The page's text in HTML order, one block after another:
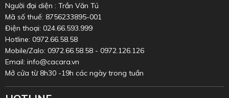
Người đại diện : Trần Văn Tú
Mã số thuế: 8756233895-001
Điện thoại: 024.66.593.999
Hotline: 0972.66.58.58
Mobile/Zalo: 0972.66.58.58 - 0972.126.126
Email: info@cacara.vn
Mở cửa từ 8h30 -19h các ngày trong tuần